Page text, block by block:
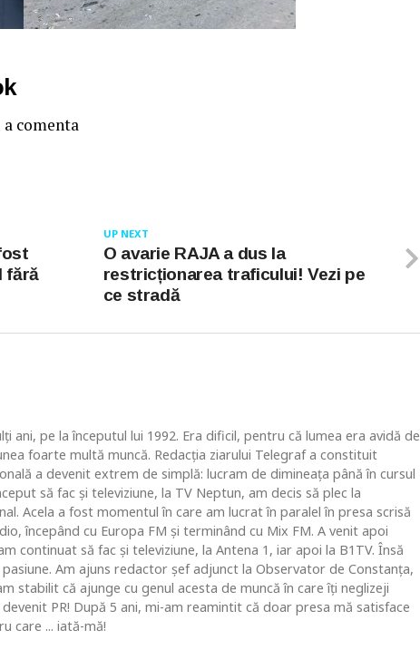
comenta
UP NEXT
O avarie RAJA a dus la
restricționarea traficului! Vezi pe
ce stradă
fără
ani, pe la începutul lui 1992. Era dificil, pentru că lumea era avidă de
foarte multă muncă. Redacţia ziarului Telegraf a constituit
a devenit extrem de simplă: lucram de dimineaţa până în cursul
să fac şi televiziune, la TV Neptun, am decis să plec la
Acela a fost momentul în care am lucrat în paralel în presa scrisă
începând cu Europa FM şi terminând cu Mix FM. A venit apoi
continuat să fac şi televiziune, la Antena 1, iar apoi la B1TV. Însă
Am ajuns redactor şef adjunct la Observator de Constanţa,
stabilit că ajunge cu genul acesta de muncă în care îţi neglizeji
PR! După 5 ani, mi-am reamintit că doar presa mă satisface
care ... iată-mă!